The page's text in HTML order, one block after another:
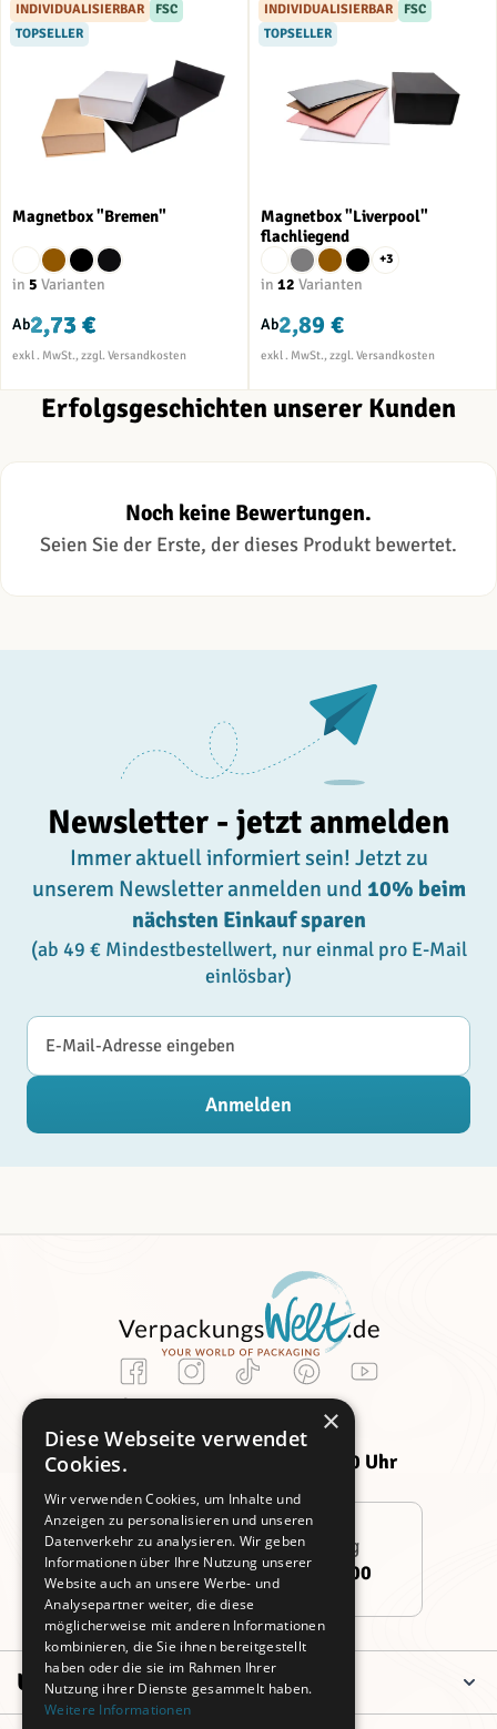
TOPSELLER
INDIVIDUALISIERBAR FSC
Magnetbox "Bremen"
in 5 Varianten
Ab2,73 €
TOPSELLER
INDIVIDUALISIERBAR FSC
Magnetbox "Liverpool"
flachliegend
+3
in 12 Varianten
Ab2,89 €
Erfolgsgeschichten unserer Kunden
Noch keine Bewertungen.
Seien Sie der Erste, der dieses Produkt bewertet.
Newsletter - jetzt anmelden
Immer aktuell informiert sein! Jetzt zu
unserem Newsletter anmelden und 10% beim
nächsten Einkauf sparen
(ab 49 € Mindestbestellwert, nur einmal pro E-Mail
einlösbar)
E-Mail-Adresse
Anmelden
Kundenservice
Montag -
Donnerstag:
09:00 - 16:00 Uhr
Freitag:
09:00 - 14:00 Uhr
Persönliche Beratung
+49 (0)911 3260 6700
Unternehmen
×
Diese Webseite verwendet
Cookies.
Wir verwenden Cookies, um Inhalte und
Anzeigen zu personalisieren und unseren
Datenverkehr zu analysieren. Wir geben
Informationen über Ihre Nutzung unserer
Website auch an unsere Werbe- und
Analysepartner weiter, die diese
möglicherweise mit anderen Informationen
kombinieren, die Sie ihnen bereitgestellt
haben oder die sie im Rahmen Ihrer
Nutzung ihrer Dienste gesammelt haben.
Weitere Informationen